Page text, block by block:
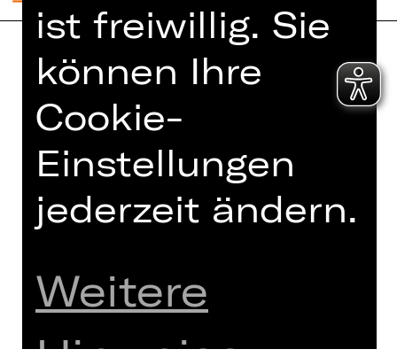
Home
Spielplan
Künstler*innen
Newsletter
Kartenkauf
Abos 26/27
Kontakt
Jobs
Interner Bereich
AGB
Datenschutz
ist freiwillig. Sie
können Ihre
Cookie-
Einstellungen
jederzeit ändern.
Weitere